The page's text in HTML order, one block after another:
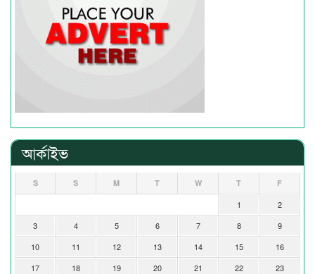
আর্কাইভ
S S M T W T F
1
2
3
4 5 6 7 8
9
10
11 12 13 14 15
16
17
18 19 20 21 22
23